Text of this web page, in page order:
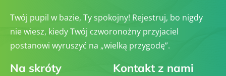
Twój pupil w bazie, Ty spokojny! Rejestruj, bo nigdy
nie wiesz, kiedy Twój czworonożny przyjaciel
postanowi wyruszyć na „wielką przygodę”.
Na skróty Kontakt z nami